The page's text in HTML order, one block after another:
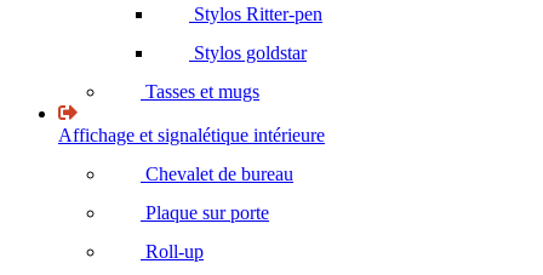
Stylos Ritter-pen
Stylos goldstar
Tasses et mugs
Affichage et signalétique intérieure
Chevalet de bureau
Plaque sur porte
Roll-up